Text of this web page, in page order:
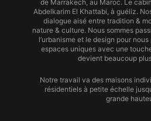
de Marrakech, au Maroc. Le
Abdelkarim El Khattabi, à guéliz.
dialogue aisé entre tradition &
nature & culture. Nous sommes
l’urbanisme et le design pour
espaces uniques avec une
devient beaucoup
Notre travail va des maisons
résidentiels à petite échelle
grande